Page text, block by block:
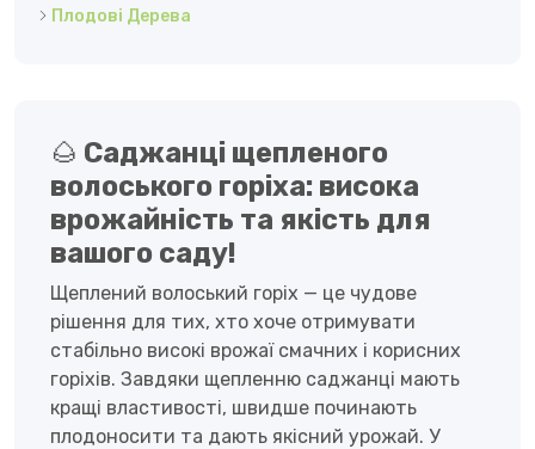
Плодові Дерева
🌰 Саджанці щепленого
волоського горіха: висока
врожайність та якість для
вашого саду!
Щеплений волоський горіх — це чудове
рішення для тих, хто хоче отримувати
стабільно високі врожаї смачних і корисних
горіхів. Завдяки щепленню саджанці мають
кращі властивості, швидше починають
плодоносити та дають якісний урожай. У